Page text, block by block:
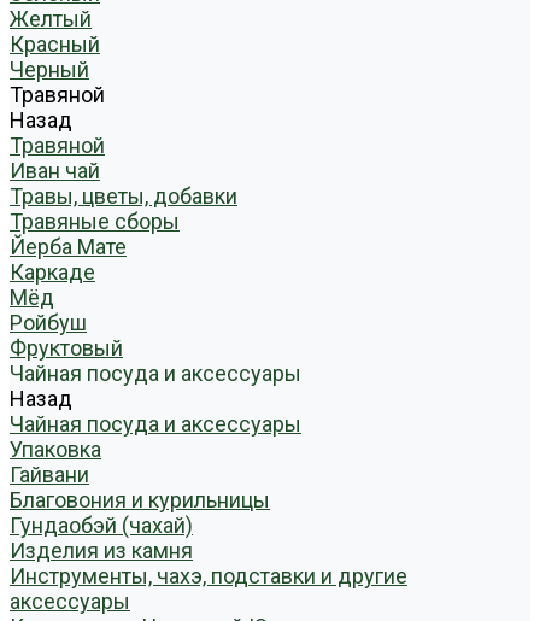
Желтый
Красный
Черный
Травяной
Назад
Травяной
Иван чай
Травы, цветы, добавки
Травяные сборы
Йерба Мате
Каркаде
Мёд
Ройбуш
Фруктовый
Чайная посуда и аксессуары
Назад
Чайная посуда и аксессуары
Упаковка
Гайвани
Благовония и курильницы
Гундаобэй (чахай)
Изделия из камня
Инструменты, чахэ, подставки и другие
аксессуары